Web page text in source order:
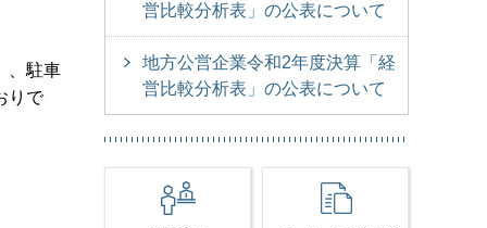
、駐車
りで
営比較分析表」の公表について
地方公営企業令和2年度決算「経
営比較分析表」の公表について